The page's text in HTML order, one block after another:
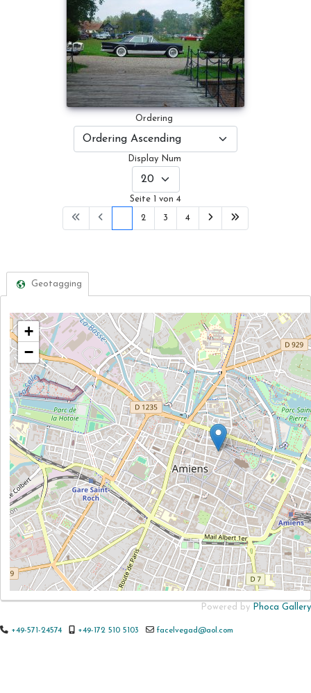
Ordering
Display Num
Seite 1 von 4
2 3 4
Geotagging
+
−
Powered by Phoca Gallery
+49-571-24574 +49-172 510 5103 facelvegad@aol.com